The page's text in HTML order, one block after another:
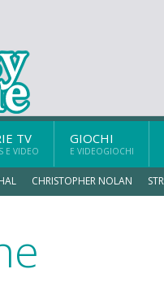
TV
E VIDEO
GIOCHI
E VIDEOGIOCHI
CHRISTOPHER NOLAN